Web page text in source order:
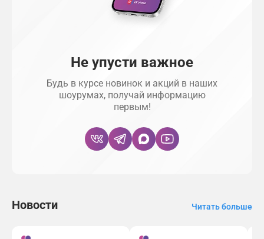
Не упусти важное
Будь в курсе новинок и акций в наших
шоурумах, получай информацию
первым!
Новости Читать больше